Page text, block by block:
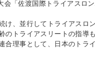
「佐渡国際トライアスロ
け、並行してトライアスロ
のトライアスリートの指導
理事として、日本のトラ